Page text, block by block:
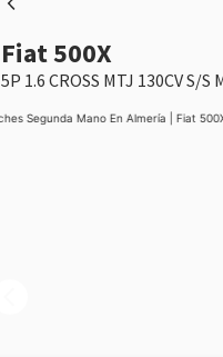
Fiat 500X
5P 1.6 CROSS MTJ 130CV S/S